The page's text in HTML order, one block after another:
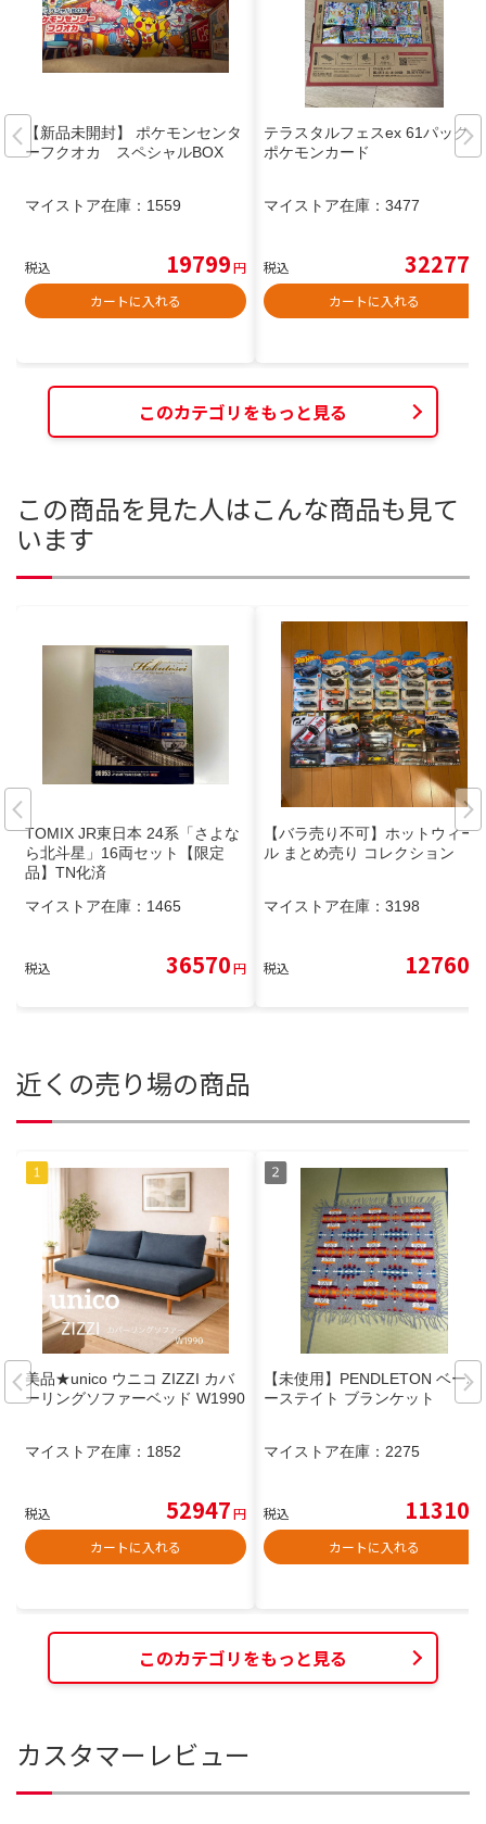
【新品未開封】 ポケモンセンタ
ーフクオカ スペシャルBOX
マイストア在庫： 1559
税込 19799円
カートに入れる
テラスタルフェスex 61パック
ポケモンカード
マイストア在庫： 3477
税込 32277
カートに入れる
このカテゴリをもっと見る
この商品を見た人はこんな商品も見て
います
TOMIX JR東日本 24系「さよな
ら北斗星」16両セット【限定
品】TN化済
マイストア在庫： 1465
税込 36570円
【バラ売り不可】ホットウィー
ル まとめ売り コレクション
マイストア在庫： 3198
税込 12760
近くの売り場の商品
美品★unico ウニコ ZIZZI カバ
ーリングソファーベッド W1990
マイストア在庫： 1852
税込 52947円
カートに入れる
【未使用】PENDLETON ベーバ
ーステイト ブランケット
マイストア在庫： 2275
税込 11310
カートに入れる
このカテゴリをもっと見る
カスタマーレビュー